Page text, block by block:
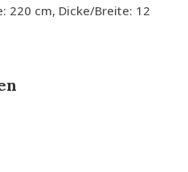
220 cm, Dicke/Breite: 12